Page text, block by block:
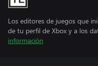
Los editores de juegos que
de tu perfil de Xbox y a los
información